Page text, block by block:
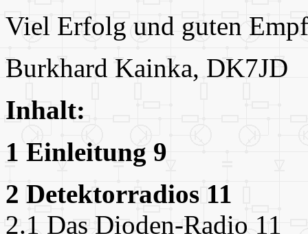
Viel Erfolg und guten
Burkhard Kainka, DK7JD
Inhalt:
1 Einleitung 9
2 Detektorradios 11
2.1 Das Dioden-Radio 11